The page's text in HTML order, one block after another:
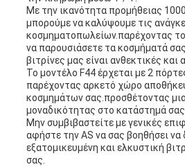
Με την ικανότητα προμήθειας
μπορούμε να καλύψουμε τις
κοσμηματοπωλείων.παρέχοντας
να παρουσιάσετε τα κοσμήματά
βιτρίνες μας είναι ανθεκτικές και
Το μοντέλο F44 έρχεται με 2
παρέχοντας αρκετό χώρο
κοσμημάτων σας.προσθέτοντας
μοναδικότητας στο κατάστημά
Μην συμβιβαστείτε με γενικές
αφήστε την AS να σας βοηθήσει να
εξατομικευμένη και ελκυστική
σας.